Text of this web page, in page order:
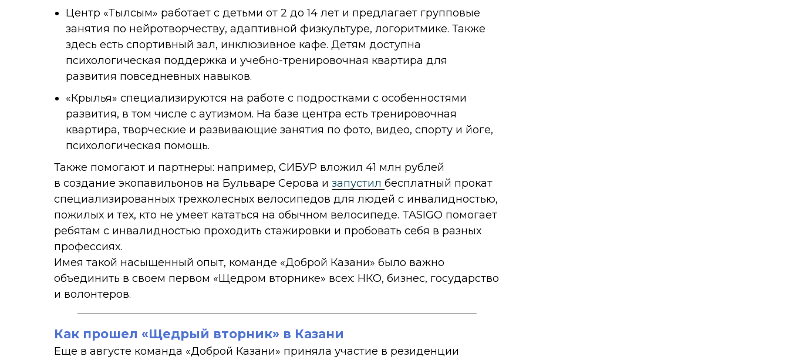
Центр «Тылсым» работает с детьми от 2 до 14 лет и предлагает групповые
занятия по нейротворчеству, адаптивной физкультуре, логоритмике. Также
здесь есть спортивный зал, инклюзивное кафе. Детям доступна
психологическая поддержка и учебно-тренировочная квартира для
развития повседневных навыков.
«Крылья» специализируются на работе с подростками с особенностями
развития, в том числе с аутизмом. На базе центра есть тренировочная
квартира, творческие и развивающие занятия по фото, видео, спорту и йоге,
психологическая помощь.
Также помогают и партнеры: например, СИБУР вложил 41 млн рублей
в создание экопавильонов на Бульваре Серова и запустил бесплатный прокат
специализированных трехколесных велосипедов для людей с инвалидностью,
пожилых и тех, кто не умеет кататься на обычном велосипеде. TASIGO помогает
ребятам с инвалидностью проходить стажировки и пробовать себя в разных
профессиях.
Имея такой насыщенный опыт, команде «Доброй Казани» было важно
объединить в своем первом «Щедром вторнике» всех: НКО, бизнес, государство
и волонтеров.
Как прошел «Щедрый вторник» в Казани
Еще в августе команда «Доброй Казани» приняла участие в резиденции